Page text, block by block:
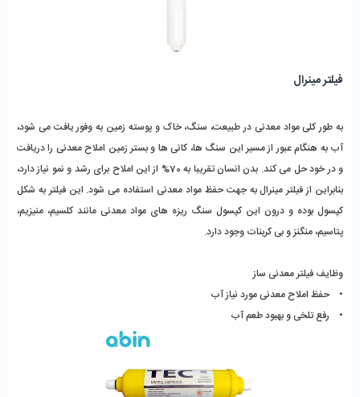
فیلتر مینرال
به طور کلی مواد معدنی در طبیعت، سنگ، خاک و پوسته زمین به وفور یافت می شود،
آب به هنگام عبور از مسیر این سنگ ها، کانی ها و بستر زمین املاح معدنی را دریافت
و در خود حل می کند. بدن انسان تقریبا به 70% از این املاح برای رشد و نمو نیاز دارد،
بنابراین از فیلتر مینرال به جهت حفظ مواد معدنی استفاده می شود. این فیلتر به شکل
کپسول بوده و درون این کپسول سنگ ریزه های مواد معدنی مانند کلسیم، منیزیم،
پتاسیم، منگنز و بی کربنات وجود دارد.
وظایف فیلتر معدنی ساز
• حفظ املاح معدنی مورد نیاز آب
• رفع تلخی و بهبود طعم آب